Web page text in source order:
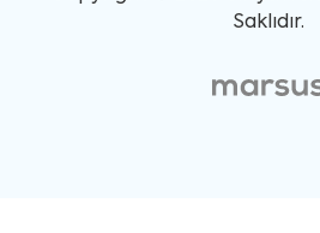
Saklıdır.